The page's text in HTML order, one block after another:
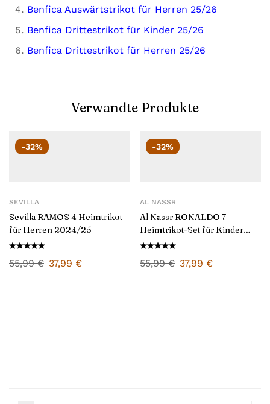
Benfica Auswärtstrikot für Herren 25/26
Benfica Drittestrikot für Kinder 25/26
Benfica Drittestrikot für Herren 25/26
Verwandte Produkte
-32%
SEVILLA
Sevilla RAMOS 4 Heimtrikot
für Herren 2024/25
55,99€ 37,99 €
-32%
AL NASSR
Al Nassr RONALDO 7
Heimtrikot-Set für Kinder
2024/25
55,99€ 37,99 €